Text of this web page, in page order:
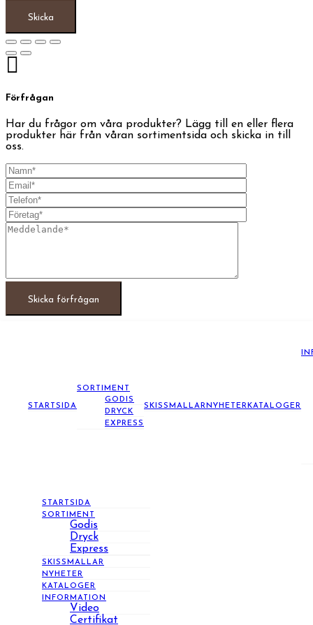
STARTSIDA
SORTIMENT
GODIS
DRYCK
EXPRESS
SKISSMALLAR NYHETER KATALOGER
STARTSIDA
SORTIMENT
Godis
Dryck
Express
SKISSMALLAR
NYHETER
KATALOGER
INFORMATION
Video
Certifikat
Förfrågan
Har du frågor om våra produkter? Lägg till en eller flera
produkter här från våran sortimentsida och skicka in till
oss.